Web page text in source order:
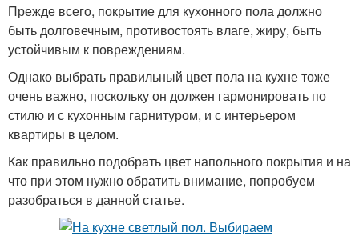
Прежде всего, покрытие для кухонного пола должно
быть долговечным, противостоять влаге, жиру, быть
устойчивым к повреждениям.
Однако выбрать правильный цвет пола на кухне тоже
очень важно, поскольку он должен гармонировать по
стилю и с кухонным гарнитуром, и с интерьером
квартиры в целом.
Как правильно подобрать цвет напольного покрытия и на
что при этом нужно обратить внимание, попробуем
разобраться в данной статье.